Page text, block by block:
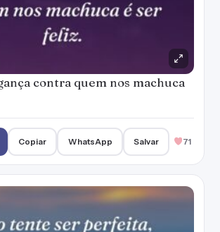
contra quem nos machuca
Copiar WhatsApp Salvar 71